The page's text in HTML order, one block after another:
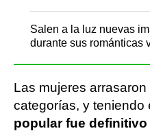
Salen a la luz nuevas
durante sus románticas
Las mujeres
categorías, y teniendo
popular fue definitivo